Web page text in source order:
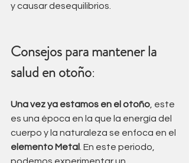
y causar desequilibrios.
Consejos para mantener la
salud en otoño:
Una vez ya estamos en el otoño , este
es una época en la que la energía del
cuerpo y la naturaleza se enfoca en el
elemento Metal . En este periodo,
podemos experimentar un